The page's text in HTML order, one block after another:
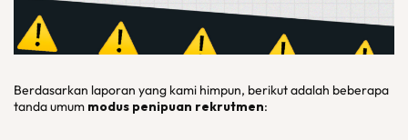
Berdasarkan laporan yang kami himpun, berikut adalah beberapa
tanda umum modus penipuan rekrutmen: